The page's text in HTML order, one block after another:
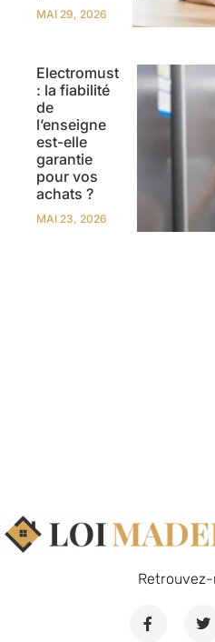
MAI 29, 2026
Electromust
: la fiabilité
de
l’enseigne
est-elle
garantie
pour vos
achats ?
MAI 23, 2026